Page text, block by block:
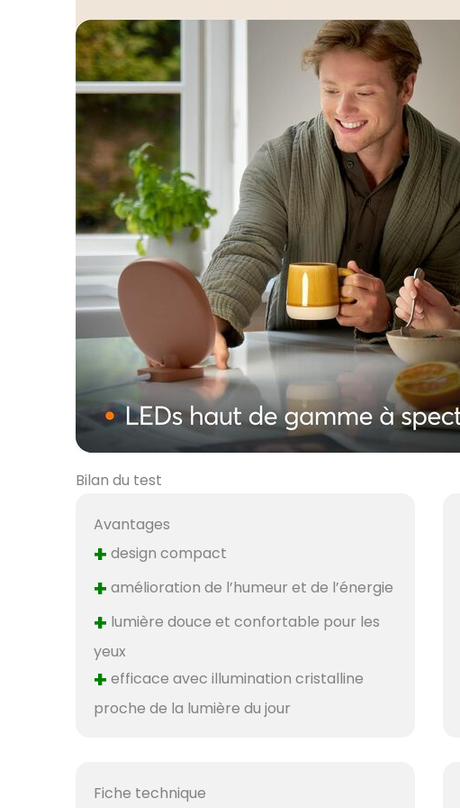
Bilan du test
Avantages
+ design compact
+ amélioration de l’humeur et de l’énergie
+ lumière douce et confortable pour les
yeux
+ efficace avec illumination cristalline
proche de la lumière du jour
Fiche technique